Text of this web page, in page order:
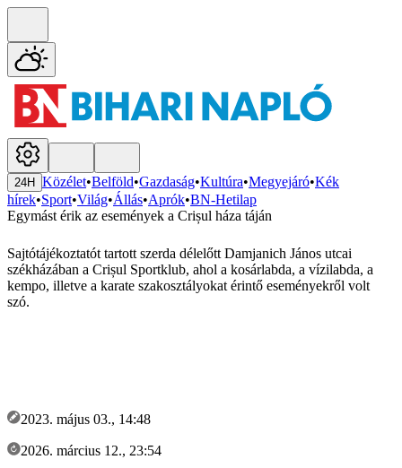
24H Közélet•Belföld•Gazdaság•Kultúra•Megyejáró•Kék
hírek•Sport•Világ•Állás•Aprók•BN-Hetilap
Egymást érik az események a Crișul háza táján
Sajtótájékoztatót tartott szerda délelőtt Damjanich János utcai
székházában a Crișul Sportklub, ahol a kosárlabda, a vízilabda, a
kempo, illetve a karate szakosztályokat érintő eseményekről volt
szó.
2023. május 03., 14:48
2026. március 12., 23:54